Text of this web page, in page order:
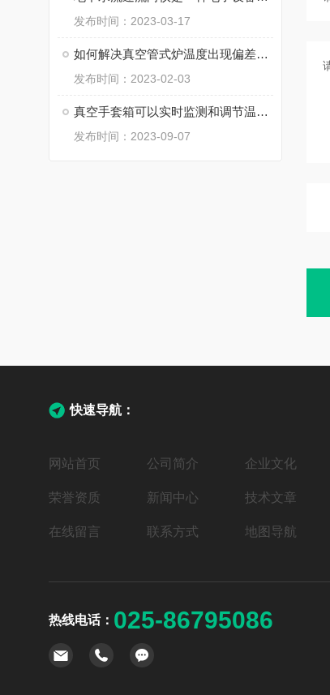
发布时间：2023-03-17
如何解决真空管式炉温度出现偏差的问题？
发布时间：2023-02-03
真空手套箱可以实时监测和调节温度、湿度、气氛成分等参数
发布时间：2023-09-07
快速导航：
网站首页 公司简介 企业文化
荣誉资质 新闻中心 技术文章
在线留言 联系方式 地图导航
热线电话： 025-86795086